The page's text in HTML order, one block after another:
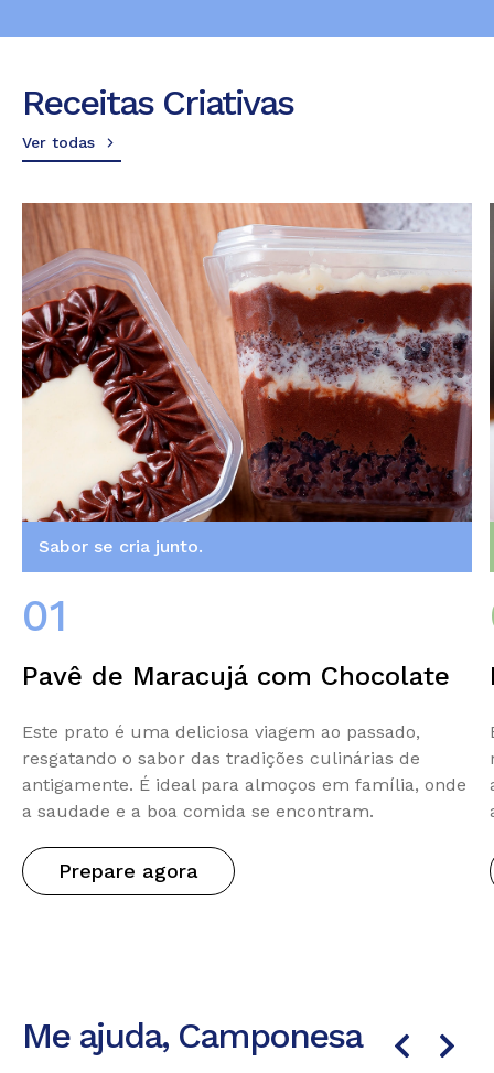
Receitas Criativas
Ver todas
01
Pavê de Maracujá com Chocolate
Este prato é uma deliciosa viagem ao passado,
resgatando o sabor das tradições culinárias de
antigamente. É ideal para almoços em família, onde
a saudade e a boa comida se encontram.
Prepare agora
Sabor se cria junto.
Me ajuda, Camponesa